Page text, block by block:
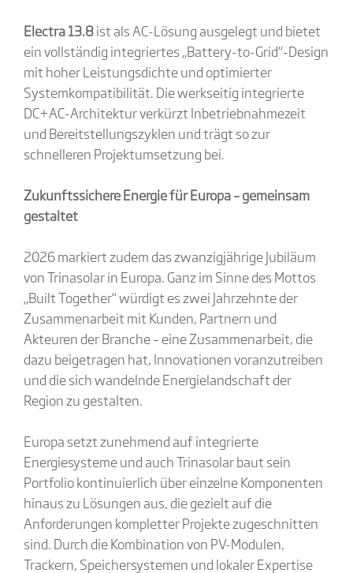
Electra 13.8ist als AC-Lösung ausgelegt und bietet
ein vollständig integriertes „Battery-to-Grid“-Design
mit hoher Leistungsdichte und optimierter
Systemkompatibilität. Die werkseitig integrierte
DC+AC-Architektur verkürzt Inbetriebnahmezeit
und Bereitstellungszyklen und trägt so zur
schnelleren Projektumsetzung bei.
Zukunftssichere Energie für Europa – gemeinsam
gestaltet
2026 markiert zudem das zwanzigjährige Jubiläum
von Trinasolar in Europa. Ganz im Sinne des Mottos
„Built Together“ würdigt es zwei Jahrzehnte der
Zusammenarbeit mit Kunden, Partnern und
Akteuren der Branche – eine Zusammenarbeit, die
dazu beigetragen hat, Innovationen voranzutreiben
und die sich wandelnde Energielandschaft der
Region zu gestalten.
Europa setzt zunehmend auf integrierte
Energiesysteme und auch Trinasolar baut sein
Portfolio kontinuierlich über einzelne Komponenten
hinaus zu Lösungen aus, die gezielt auf die
Anforderungen kompletter Projekte zugeschnitten
sind. Durch die Kombination von PV-Modulen,
Trackern, Speichersystemen und lokaler Expertise